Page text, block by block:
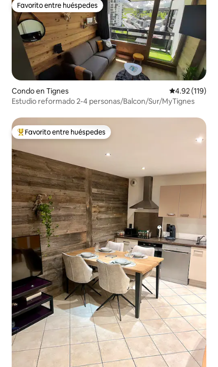
Favorito entre huéspedes
Favorito entre huéspedes
Condo en Tignes Calificación
4.92 (119)
Estudio reformado 2-4 personas/Balcon/Sur/MyTignes
Favorito entre huéspedes preferido
Favorito entre huéspedes